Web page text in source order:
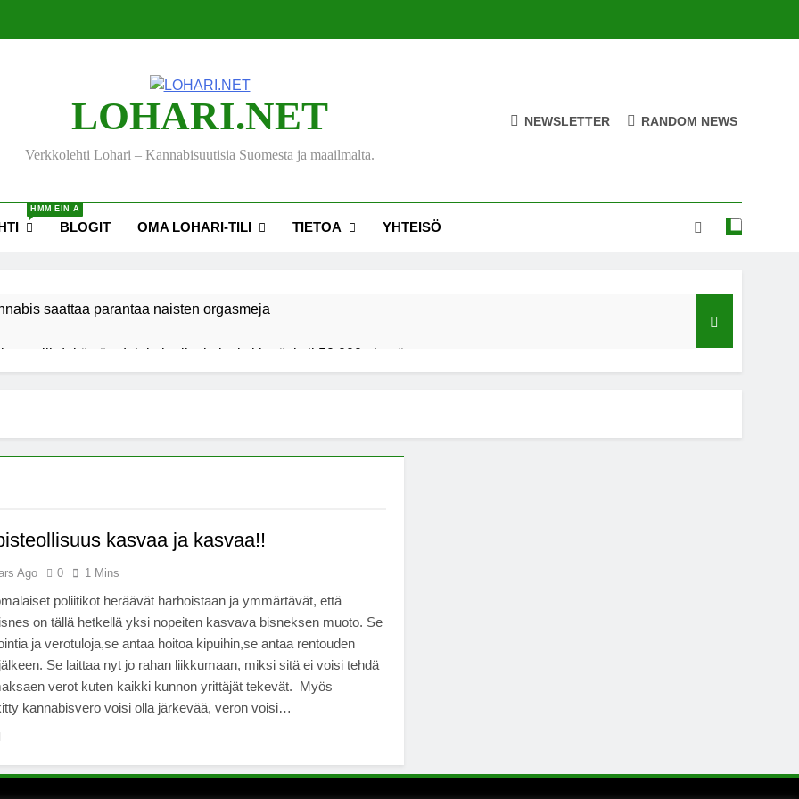
LOHARI.NET
Verkkolehti Lohari – Kannabisuutisia Suomesta ja maailmalta.
NEWSLETTER RANDOM NEWS
HMM EIN A
BLOGIT OMA LOHARI-TILI TIETOA YHTEISÖ
saattaa parantaa naisten orgasmeja
viihdekäytön dekriminalisoimiseksi keräsi yli 50 000 nimeä
-säätiö lääkekannabistutkimusten kannalla
kannabiksen viihdekäytön laillistamisesta
kasvaa ja kasvaa!!
Ago 0 1 Mins
poliitikot heräävät harhoistaan ja ymmärtävät, että
on tällä hetkellä yksi nopeiten kasvava bisneksen muoto. Se
ja verotuloja,se antaa hoitoa kipuihin,se antaa rentouden
Se laittaa nyt jo rahan liikkumaan, miksi sitä ei voisi tehdä
verot kuten kaikki kunnon yrittäjät tekevät. Myös
kannabisvero voisi olla järkevää, veron voisi…